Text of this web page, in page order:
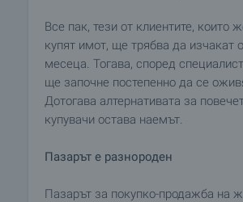
Все пак, тези от клиентите, които
купят имот, ще трябва да изчакат
месеца. Тогава, според
ще започне постепенно да се
Дотогава алтернативата за
купувачи остава наемът.
Пазарът е разнороден
Пазарът за покупко-продажба на